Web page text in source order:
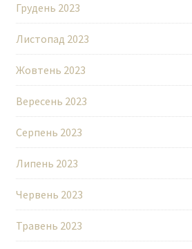
Грудень 2023
Листопад 2023
Жовтень 2023
Вересень 2023
Серпень 2023
Липень 2023
Червень 2023
Травень 2023